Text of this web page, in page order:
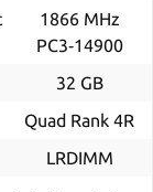
1866 MHz
PC3‑14900
32 GB
Quad Rank 4R
LRDIMM